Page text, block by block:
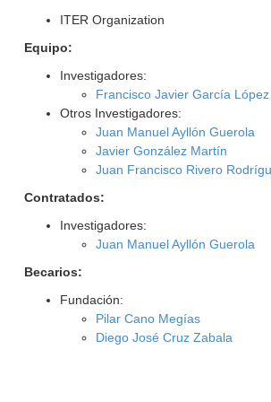
ITER Organization
Equipo:
Investigadores:
Francisco Javier García López
Otros Investigadores:
Juan Manuel Ayllón Guerola
Javier González Martín
Juan Francisco Rivero
Contratados:
Investigadores:
Juan Manuel Ayllón Guerola
Becarios:
Fundación:
Pilar Cano Megías
Diego José Cruz Zabala